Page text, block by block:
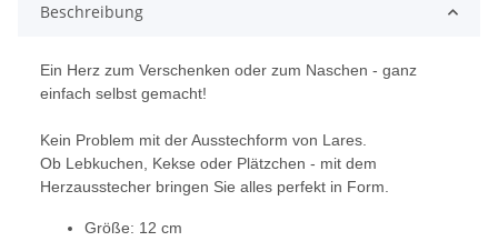
Beschreibung
Ein Herz zum Verschenken oder zum Naschen - ganz
einfach selbst gemacht!
Kein Problem mit der Ausstechform von Lares.
Ob Lebkuchen, Kekse oder Plätzchen - mit dem
Herzausstecher bringen Sie alles perfekt in Form.
Größe: 12 cm